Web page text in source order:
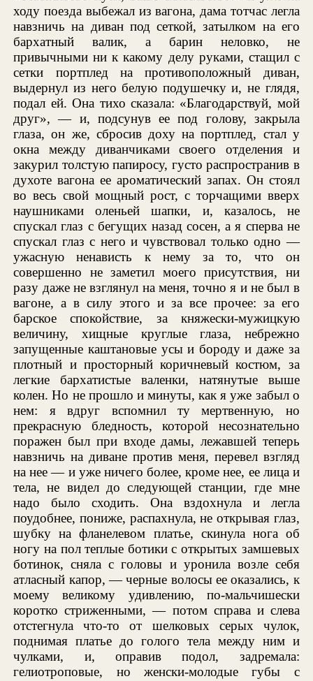
ходу поезда выбежал из вагона, дама тотчас легла
навзничь на диван под сеткой, затылком на его
бархатный валик, а барин неловко, не
привычными ни к какому делу руками, стащил с
сетки портплед на противоположный диван,
выдернул из него белую подушечку и, не глядя,
подал ей. Она тихо сказала: «Благодарствуй, мой
друг», — и, подсунув ее под голову, закрыла
глаза, он же, сбросив доху на портплед, стал у
окна между диванчиками своего отделения и
закурил толстую папиросу, густо распространив в
духоте вагона ее ароматический запах. Он стоял
во весь свой мощный рост, с торчащими вверх
наушниками оленьей шапки, и, казалось, не
спускал глаз с бегущих назад сосен, а я сперва не
спускал глаз с него и чувствовал только одно —
ужасную ненависть к нему за то, что он
совершенно не заметил моего присутствия, ни
разу даже не взглянул на меня, точно я и не был в
вагоне, а в силу этого и за все прочее: за его
барское спокойствие, за княжески-мужицкую
величину, хищные круглые глаза, небрежно
запущенные каштановые усы и бороду и даже за
плотный и просторный коричневый костюм, за
легкие бархатистые валенки, натянутые выше
колен. Но не прошло и минуты, как я уже забыл о
нем: я вдруг вспомнил ту мертвенную, но
прекрасную бледность, которой несознательно
поражен был при входе дамы, лежавшей теперь
навзничь на диване против меня, перевел взгляд
на нее — и уже ничего более, кроме нее, ее лица и
тела, не видел до следующей станции, где мне
надо было сходить. Она вздохнула и легла
поудобнее, пониже, распахнула, не открывая глаз,
шубку на фланелевом платье, скинула нога об
ногу на пол теплые ботики с открытых замшевых
ботинок, сняла с головы и уронила возле себя
атласный капор, — черные волосы ее оказались, к
моему великому удивлению, по-мальчишески
коротко стриженными, — потом справа и слева
отстегнула что-то от шелковых серых чулок,
поднимая платье до голого тела между ним и
чулками, и, оправив подол, задремала:
гелиотроповые, но женски-молодые губы с